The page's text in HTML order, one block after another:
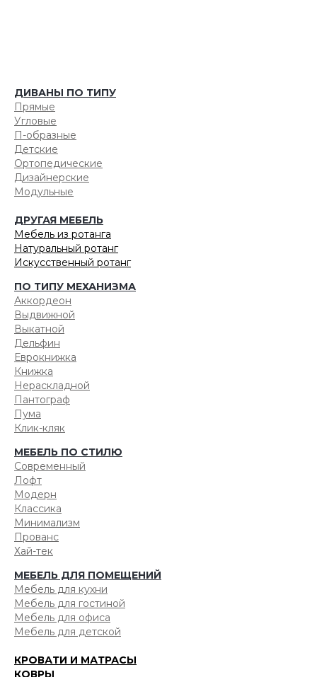
ДИВАНЫ ПО ТИПУ
Прямые
Угловые
П-образные
Детские
Ортопедические
Дизайнерские
Модульные
ДРУГАЯ МЕБЕЛЬ
Мебель из ротанга
Натуральный ротанг
Искусственный ротанг
ПО ТИПУ МЕХАНИЗМА
Аккордеон
Выдвижной
Выкатной
Дельфин
Еврокнижка
Книжка
Нераскладной
Пантограф
Пума
Клик-кляк
МЕБЕЛЬ ПО СТИЛЮ
Современный
Лофт
Модерн
Классика
Минимализм
Прованс
Хай-тек
МЕБЕЛЬ ДЛЯ ПОМЕЩЕНИЙ
Мебель для кухни
Мебель для гостиной
Мебель для офиса
Мебель для детской
КРОВАТИ И МАТРАСЫ
КОВРЫ